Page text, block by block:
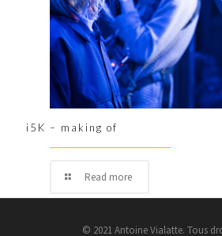
i5K – making of
Read more
© 2021 Antoine Vialatte. Tous